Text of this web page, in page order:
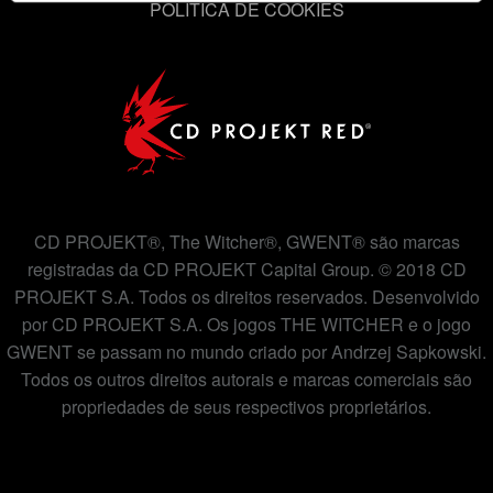
adicionais precisarão da sua permissão, no entanto.
cookies e poderá ajustar as suas preferências no menu
"Configurações" abaixo.
POLÍTICA DE COOKIES
CD PROJEKT®, The Witcher®, GWENT® são marcas
registradas da CD PROJEKT Capital Group. © 2018 CD
PROJEKT S.A. Todos os direitos reservados. Desenvolvido
por CD PROJEKT S.A. Os jogos THE WITCHER e o jogo
GWENT se passam no mundo criado por Andrzej Sapkowski.
Todos os outros direitos autorais e marcas comerciais são
propriedades de seus respectivos proprietários.